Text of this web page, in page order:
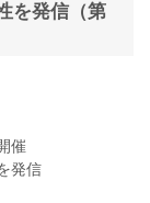
を発信（第
催
発信